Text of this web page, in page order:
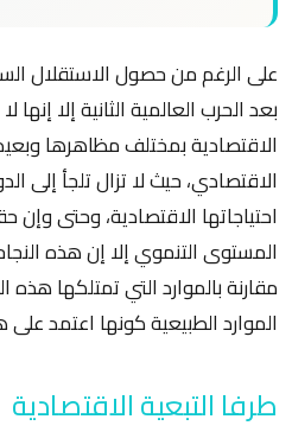
على الرغم من حصول الاستقلال
بعد الحرب العالمية الثانية إلا إنها
الاقتصادية بمختلف مظاهرها
الاقتصادي، حيث لا تزال تلجأ إلى
احتياجاتها الاقتصادية، وحتى
المستوى التنموي إلا إن هذه
مقارنة بالموارد التي تمتلكها
الموارد الطبيعية كونها اعتمد
طرفا التبعية الاقتصادية